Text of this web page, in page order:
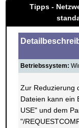
Tipps -
Betriebssystem:
Zur Reduzierung
Dateien kann ein
USE" und dem
"/